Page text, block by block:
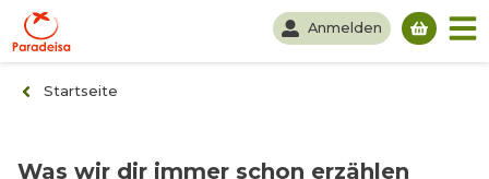
Anmelden
Startseite
Was wir dir immer schon erzählen